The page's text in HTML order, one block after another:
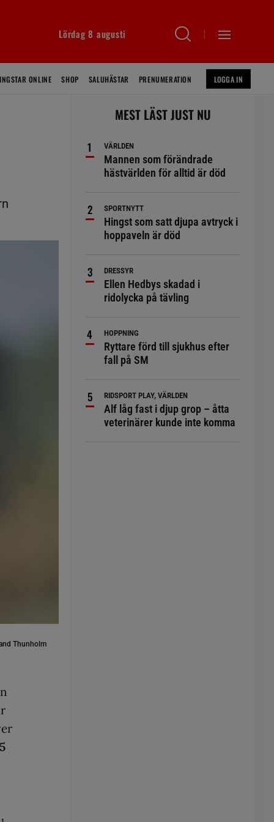
Lördag 8 augusti
ONLINE SHOP SALUHÄSTAR PRENUMERATION LOGGA IN
Thunholm
MEST LÄST JUST NU
VÄRLDEN
Mannen som förändrade
hästvärlden för alltid är död
SPORTNYTT
Hingst som satt djupa avtryck i
hoppaveln är död
DRESSYR
Ellen Hedbys skadad i
ridolycka på tävling
HOPPNING
Ryttare förd till sjukhus efter
fall på SM
RIDSPORT PLAY, VÄRLDEN
Alf låg fast i djup grop – åtta
veterinärer kunde inte komma